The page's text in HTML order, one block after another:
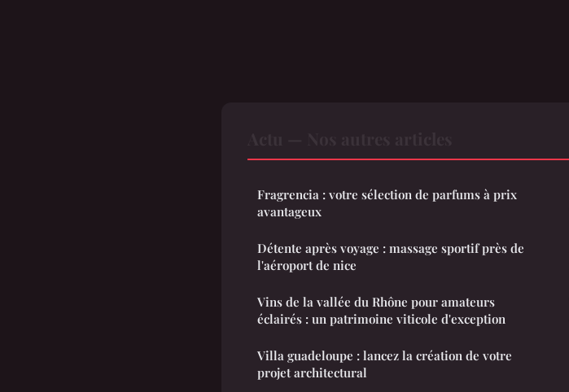
Fragrencia : votre sélection de parfums à prix
avantageux
Détente après voyage : massage sportif près de
l'aéroport de nice
Vins de la vallée du Rhône pour amateurs
éclairés : un patrimoine viticole d'exception
Villa guadeloupe : lancez la création de votre
projet architectural